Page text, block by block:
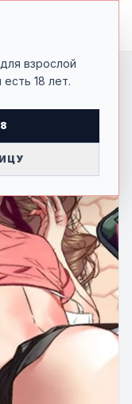
взрослой
18 лет.